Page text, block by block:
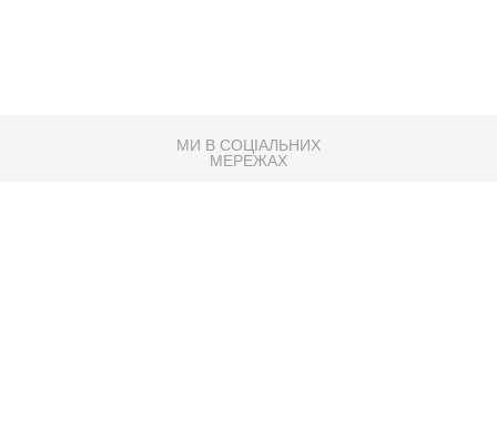
МИ В СОЦІАЛЬНИХ
МЕРЕЖАХ